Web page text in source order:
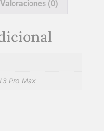
Valoraciones (0)
Pro Max